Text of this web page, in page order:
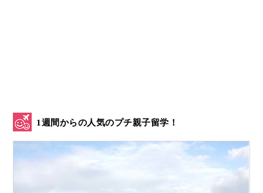
じられる、という意味ではない、つまり、
1週間からの人気のプチ親子留学！